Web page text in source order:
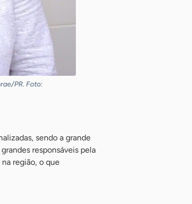
PR. Foto:
sendo a grande
responsáveis pela
região, o que